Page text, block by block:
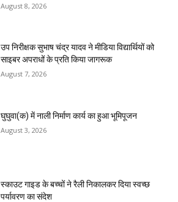
August 8, 2026
उप निरीक्षक सुभाष चंद्र यादव ने मीडिया विद्यार्थियों को
साइबर अपराधों के प्रति किया जागरूक
August 7, 2026
घुघुवा(क) में नाली निर्माण कार्य का हुआ भूमिपूजन
August 3, 2026
स्काउट गाइड के बच्चों ने रैली निकालकर दिया स्वच्छ
पर्यावरण का संदेश